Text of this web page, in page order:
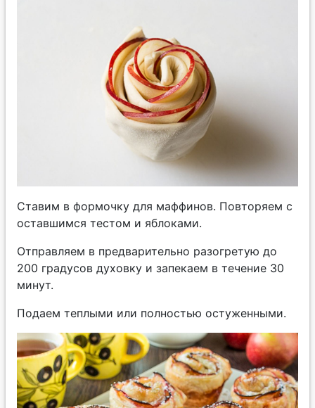
Ставим в формочку для маффинов. Повторяем с
оставшимся тестом и яблоками.
Отправляем в предварительно разогретую до
200 градусов духовку и запекаем в течение 30
минут.
Подаем теплыми или полностью остуженными.